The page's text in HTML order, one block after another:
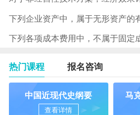
下列企业资产中，属于无形资产
下列各项成本费用中，不属于固定
热门课程 报名咨询
中国近现代史纲要
查看详情
马